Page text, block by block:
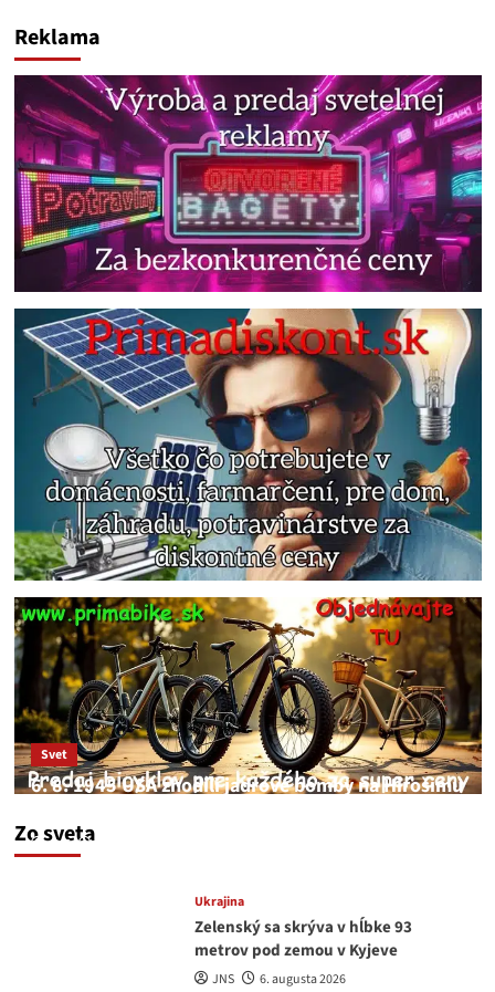
Reklama
Zo sveta
Svet
6. 8. 1945 USA zhodili jadrové bomby na Hirošimu
JNS
Ukrajina
Zelenský sa skrýva v hĺbke 93
metrov pod zemou v Kyjeve
JNS 6. augusta 2026